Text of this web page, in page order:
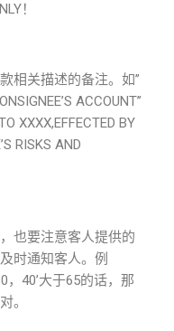
！
相关描述的备注。如”
ACCOUNT”
XXXX,EFFECTED BY
RISKS AND
也要注意客人提供的
时通知客人。例
，40’大于65的话，那
。